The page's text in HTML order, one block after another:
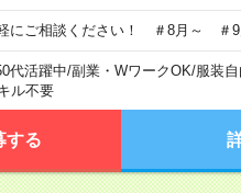
にご相談ください！ ＃8月～ ＃9
代活躍中/副業・WワークOK/服装自
ル不要
する